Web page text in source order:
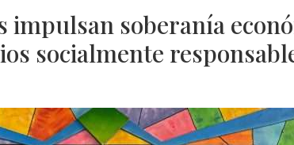
impulsan soberanía
socialmente